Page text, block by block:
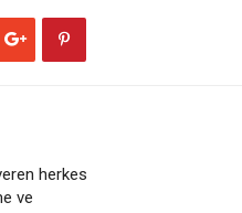
herkes
ve